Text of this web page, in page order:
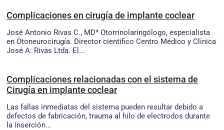
Complicaciones en cirugía de implante coclear
José Antonio Rivas C., MD* Otorrinolaringólogo, especialista
en Otoneurocirugía. Director científico Centro Médico y Clínica
José A. Rivas Ltda. El...
Complicaciones relacionadas con el sistema de
Cirugía en implante coclear
Las fallas inmediatas del sistema pueden resultar debido a
defectos de fabricación, trauma al hilo de electrodos durante
la inserción...